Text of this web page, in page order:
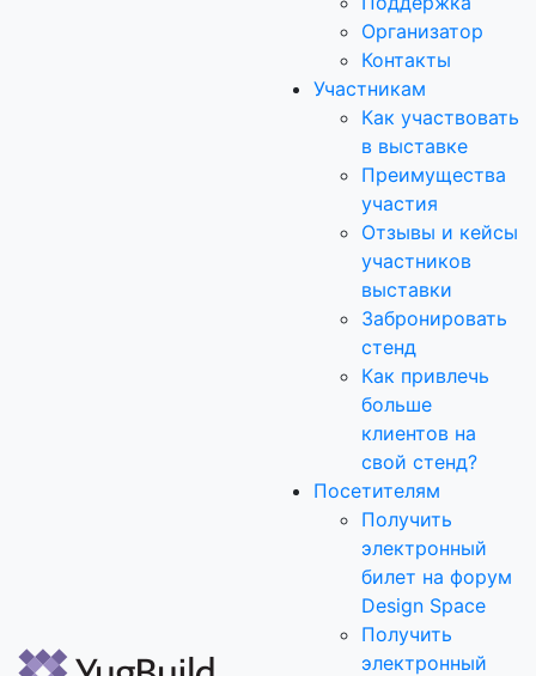
Организатор
Контакты
Участникам
Как участвовать
в выставке
Преимущества
участия
Отзывы и кейсы
участников
выставки
Забронировать
стенд
Как привлечь
больше
клиентов на
свой стенд?
Посетителям
Получить
электронный
билет на форум
Design Space
Получить
электронный